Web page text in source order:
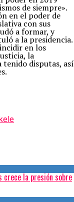
de siempre».
en el poder de
con sus
a formar, y
a la presidencia.
en los
la
tenido disputas, así
la presión sobre